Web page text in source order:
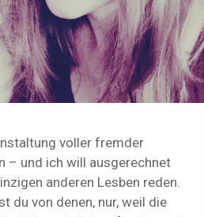
voller fremder
– und ich will ausgerechnet
anderen Lesben reden.
du von denen, nur, weil die